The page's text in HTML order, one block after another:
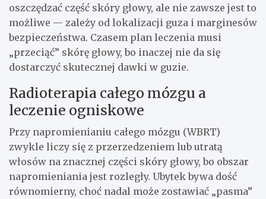
oszczędzać część skóry głowy, ale nie zawsze jest to
możliwe — zależy od lokalizacji guza i marginesów
bezpieczeństwa. Czasem plan leczenia musi
„przeciąć” skórę głowy, bo inaczej nie da się
dostarczyć skutecznej dawki w guzie.
Radioterapia całego mózgu a
leczenie ogniskowe
Przy napromienianiu całego mózgu (WBRT)
zwykle liczy się z przerzedzeniem lub utratą
włosów na znacznej części skóry głowy, bo obszar
napromieniania jest rozległy. Ubytek bywa dość
równomierny, choć nadal może zostawiać „pasma”